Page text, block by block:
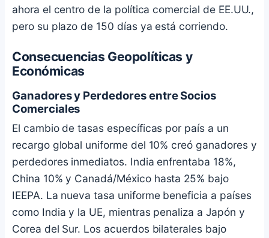
ahora el centro de la política comercial de EE.UU.,
pero su plazo de 150 días ya está corriendo.
Consecuencias Geopolíticas y
Económicas
Ganadores y Perdedores entre Socios
Comerciales
El cambio de tasas específicas por país a un
recargo global uniforme del 10% creó ganadores y
perdedores inmediatos. India enfrentaba 18%,
China 10% y Canadá/México hasta 25% bajo
IEEPA. La nueva tasa uniforme beneficia a países
como India y la UE, mientras penaliza a Japón y
Corea del Sur. Los acuerdos bilaterales bajo